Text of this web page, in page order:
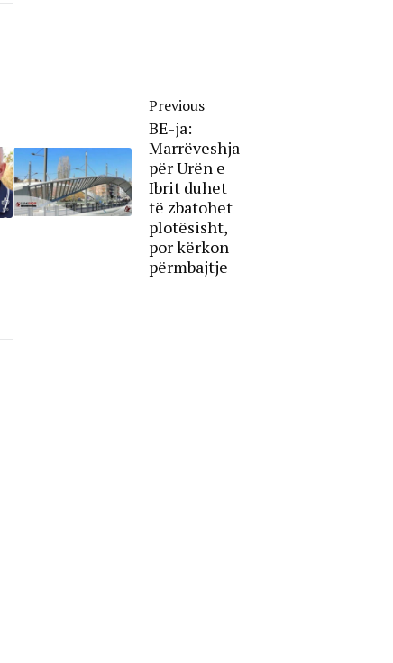
Previous
BE-ja:
Marrëveshja
për Urën e
Ibrit duhet
të zbatohet
plotësisht,
por kërkon
përmbajtje